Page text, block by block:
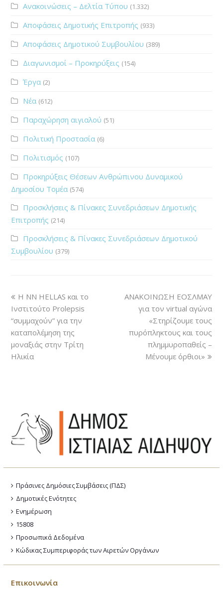
Ανακοινώσεις – Δελτία Τύπου (1.332)
Αποφάσεις Δημοτικής Επιτροπής (933)
Αποφάσεις Δημοτικού Συμβουλίου (389)
Διαγωνισμοί – Προκηρύξεις (154)
Έργα (2)
Νέα (612)
Παραχώρηση αιγιαλού (51)
Πολιτική Προστασία (6)
Πολιτισμός (107)
Προκηρύξεις Θέσεων Ανθρώπινου Δυναμικού
Δημοσίου Τομέα (574)
Προσκλήσεις & Πίνακες Συνεδριάσεων Δημοτικής
Επιτροπής (214)
Προσκλήσεις & Πίνακες Συνεδριάσεων Δημοτικού
Συμβουλίου (379)
Η ΝΝ HELLAS και το
Ινστιτούτο Prolepsis
“συμμαχούν” για την
καταπολέμηση της
μοναξιάς στην Τρίτη
Ηλικία
ΑΝΑΚΟΙΝΩΣΗ ΕΟΣΛΜΑΥ
για τον virtual αγώνα
«Στηρίζουμε τους
πυρόπληκτους και τους
πλημμυροπαθείς –
Μένουμε όρθιοι»
Πράσινες Δημόσιες Συμβάσεις (ΠΔΣ)
Δημοτικές Ενότητες
Ενημέρωση
15808
Προσωπικά Δεδομένα
Κώδικας Συμπεριφοράς των Αιρετών Οργάνων
Επικοινωνία